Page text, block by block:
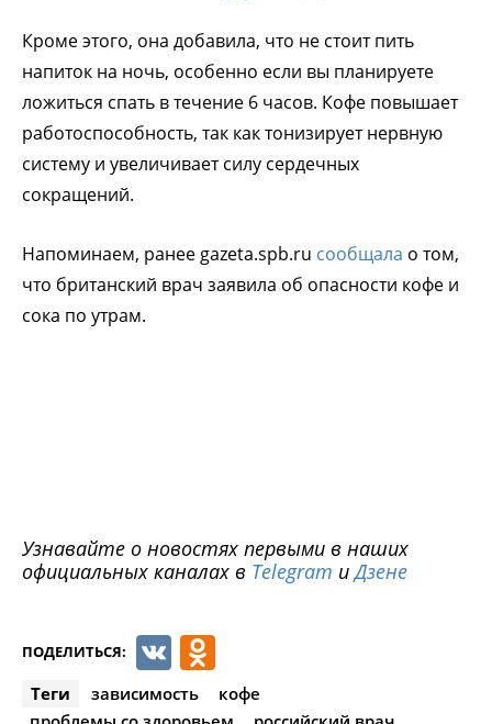
Кроме этого, она добавила, что не стоит пить
напиток на ночь, особенно если вы планируете
ложиться спать в течение 6 часов. Кофе повышает
работоспособность, так как тонизирует нервную
систему и увеличивает силу сердечных
сокращений.
Напоминаем, ранее gazeta.spb.ru сообщала о том,
что британский врач заявила об опасности кофе и
сока по утрам.
Узнавайте о новостях первыми в наших
официальных каналах в Telegram иДзене
ПОДЕЛИТЬСЯ: VK
Теги зависимость
кофе